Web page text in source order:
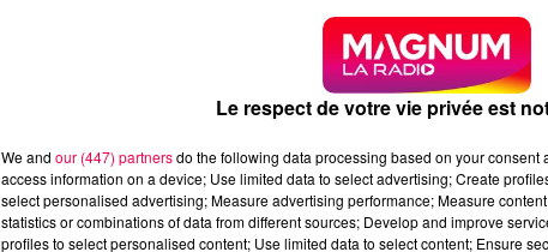
Le respect de votre vie privée est
We and our (447) partnersdo the following data processing based on your consent
access information on a device; Use limited data to select advertising; Create
select personalised advertising; Measure advertising performance; Measure
statistics or combinations of data from different sources; Develop and improve
profiles to select personalised content; Use limited data to select content; Ensure